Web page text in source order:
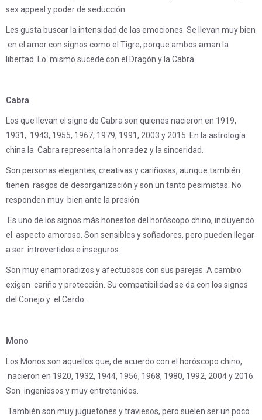
sex appeal y poder de seducción.
Les gusta buscar la intensidad de las emociones. Se llevan muy bien
en el amor con signos como el Tigre, porque ambos aman la
libertad. Lo mismo sucede con el Dragón y la Cabra.
Cabra
Los que llevan el signo de Cabra son quienes nacieron en 1919,
1931, 1943, 1955, 1967, 1979, 1991, 2003 y 2015. En la astrología
china la Cabra representa la honradez y la sinceridad.
Son personas elegantes, creativas y cariñosas, aunque también
tienen rasgos de desorganización y son un tanto pesimistas. No
responden muy bien ante la presión.
Es uno de los signos más honestos del horóscopo chino, incluyendo
el aspecto amoroso. Son sensibles y soñadores, pero pueden llegar
a ser introvertidos e inseguros.
Son muy enamoradizos y afectuosos con sus parejas. A cambio
exigen cariño y protección. Su compatibilidad se da con los signos
del Conejo y el Cerdo.
Mono
Los Monos son aquellos que, de acuerdo con el horóscopo chino,
nacieron en 1920, 1932, 1944, 1956, 1968, 1980, 1992, 2004 y 2016.
Son ingeniosos y muy entretenidos.
También son muy juguetones y traviesos, pero suelen ser un poco